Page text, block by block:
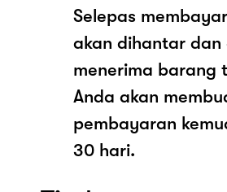
Selepas
akan dihantar dan
menerima barang
Anda akan
pembayaran
30 hari.